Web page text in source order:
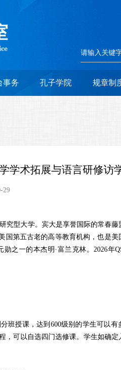
事务 孔子学院 规章制
学术拓展与语言研修访
29
究型大学。宾大是享誉国际的常春
国第五古老的高等教育机构，也是美
勋之一的本杰明· 富兰克林。2026年
班授课，达到 600级别的学生可以有
，可以自选四门选修课。学生如确定